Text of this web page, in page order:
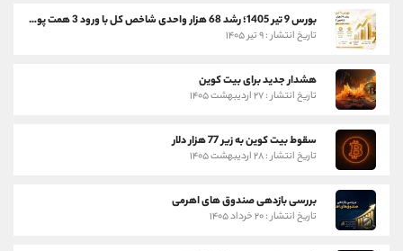
بورس 9 تیر 1405؛ رشد 68 هزار واحدی شاخص کل با ورود 3 همت پول حقیقی
تاریخ انتشار : ۹ تیر ۱۴۰۵
هشدار جدید برای بیت کوین
تاریخ انتشار : ۲۷ اردیبهشت ۱۴۰۵
سقوط بیت کوین به زیر 77 هزار دلار
تاریخ انتشار : ۲۸ اردیبهشت ۱۴۰۵
بررسی بازدهی صندوق های اهرمی
تاریخ انتشار : ۲۰ خرداد ۱۴۰۵